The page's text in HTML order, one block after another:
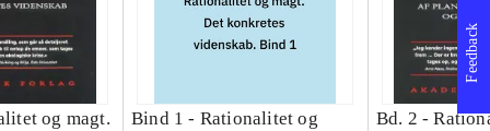
og magt.
Bind 1 - Rationalitet og
Bd. 2 -
Feedback